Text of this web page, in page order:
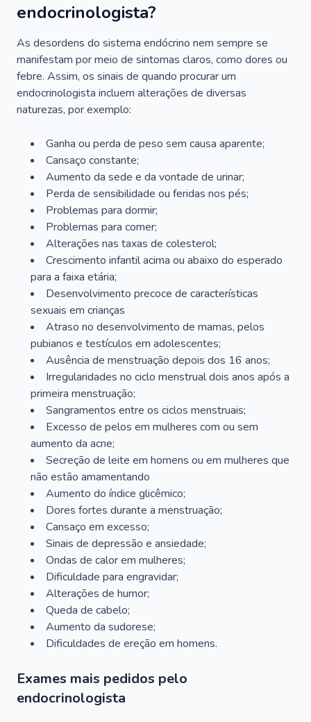
endocrinologista?
As desordens do sistema endócrino nem sempre se
manifestam por meio de sintomas claros, como dores ou
febre. Assim, os sinais de quando procurar um
endocrinologista incluem alterações de diversas
naturezas, por exemplo:
Ganha ou perda de peso sem causa aparente;
Cansaço constante;
Aumento da sede e da vontade de urinar;
Perda de sensibilidade ou feridas nos pés;
Problemas para dormir;
Problemas para comer;
Alterações nas taxas de colesterol;
Crescimento infantil acima ou abaixo do esperado
para a faixa etária;
Desenvolvimento precoce de características
sexuais em crianças
Atraso no desenvolvimento de mamas, pelos
pubianos e testículos em adolescentes;
Ausência de menstruação depois dos 16 anos;
Irregularidades no ciclo menstrual dois anos após a
primeira menstruação;
Sangramentos entre os ciclos menstruais;
Excesso de pelos em mulheres com ou sem
aumento da acne;
Secreção de leite em homens ou em mulheres que
não estão amamentando
Aumento do índice glicêmico;
Dores fortes durante a menstruação;
Cansaço em excesso;
Sinais de depressão e ansiedade;
Ondas de calor em mulheres;
Dificuldade para engravidar;
Alterações de humor;
Queda de cabelo;
Aumento da sudorese;
Dificuldades de ereção em homens.
Exames mais pedidos pelo
endocrinologista